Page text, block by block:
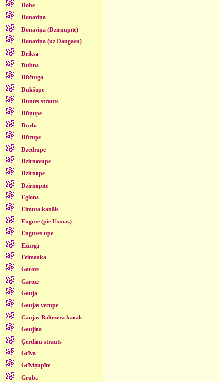
Dobe
Donaviņa
Donaviņa (Dzirnupīte)
Donaviņa (uz Daugavu)
Driksa
Dubna
Dūčurga
Dūkšupe
Duntes strauts
Dūņupe
Durbe
Dūrupe
Dzedrupe
Dzirnavupe
Dzirnupe
Dzirnupīte
Eglona
Eimura kanāls
Engure (pie Usmas)
Engures upe
Ežurga
Feimanka
Garoze
Garoze
Gauja
Gaujas vecupe
Gaujas-Baltezera kanāls
Gaujiņa
Ģērdiņu strauts
Grīva
Grīviņupīte
Grūba